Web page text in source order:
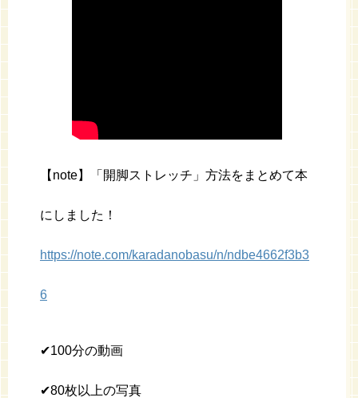
【note】「開脚ストレッチ」方法をまとめて本
にしました！
https://note.com/karadanobasu/n/ndbe4662f3b3
6
✔︎100分の動画
✔︎80枚以上の写真